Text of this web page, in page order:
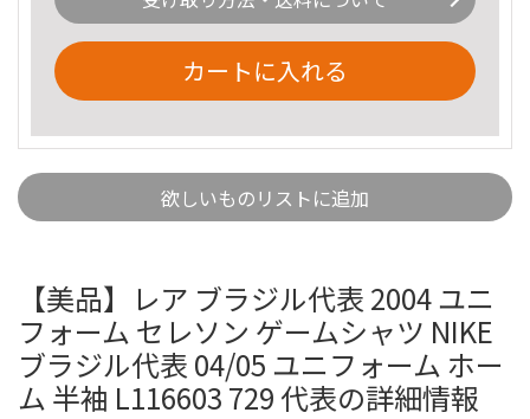
カートに入れる
欲しいものリストに追加
【美品】レア ブラジル代表 2004 ユニ
フォーム セレソン ゲームシャツ NIKE
ブラジル代表 04/05 ユニフォーム ホー
ム 半袖 L116603 729 代表の詳細情報